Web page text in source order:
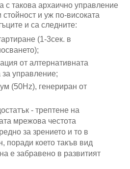
с такова архаично управление
стойност и уж по-високата
и са следните:
(1-3сек. в
от алтернативната
управление;
(50Hz), генериран от
- трептене на
мрежова честота
за зрението и то в
поради което такъв вид
е забравено в развитият